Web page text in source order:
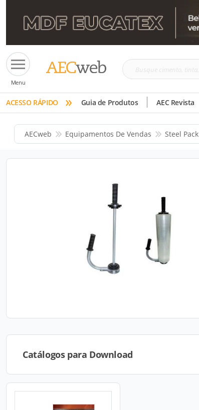
Menu
Busque
tinta,
etc
ACESSO RÁPIDO » Guia de Produtos AEC Revista
AECweb Equipamentos De Vendas Steel Pack
Catálogos para Download